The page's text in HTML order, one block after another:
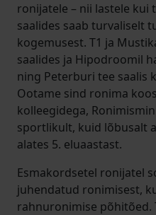
ronijatele – nii lastele kui
saalides saab turvaliselt
kogemusest. T1 ja
saalides ja Hipodroomil
ning Peterburi tee saalis
Ootame sind ronima
kolleegidega,
sportlikult, kuid lõbusalt
alates 5. eluaastast.
Esmakordsetel ronijatel
juhendatud ronimisest,
rahnuronimise põhitõed.